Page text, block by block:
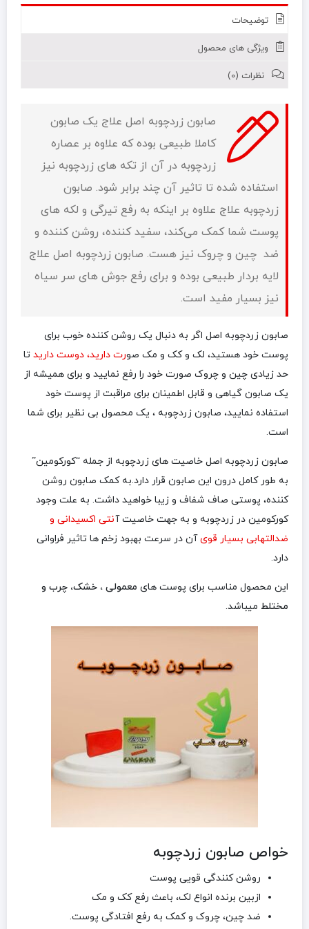
عدد
توضیحات
ویژگی های محصول
نظرات (0)
صابون زردچوبه اصل علاج یک صابون
کاملا طبیعی بوده که علاوه بر عصاره
زردچوبه در آن از تکه های زردچوبه نیز
استفاده شده تا تاثیر آن چند برابر شود. صابون
زردچوبه علاج علاوه بر اینکه به رفع تیرگی و لکه های
پوست شما کمک می‌کند، سفید کننده، روشن کننده و
ضد چین و چروک نیز هست. صابون زردچوبه اصل علاج
لایه بردار طبیعی بوده و برای رفع جوش های سر سیاه
نیز بسیار مفید است.
صابون زردچوبه اصل اگر به دنبال یک روشن کننده خوب برای
پوست خود هستید، لک و کک و مک صورت دارید، دوست دارید تا
حد زیادی چین و چروک صورت خود را رفع نمایید و برای همیشه از
یک صابون گیاهی و قابل اطمینان برای مراقبت از پوست خود
استفاده نمایید، صابون زردچوبه ، یک محصول بی نظیر برای شما
است.
صابون زردچوبه اصل خاصیت های زردچوبه از جمله “کورکومین”
به طور کامل درون این صابون قرار دارد.به کمک صابون روشن
کننده، پوستی صاف شفاف و زیبا خواهید داشت. به علت وجود
کورکومین در زردچوبه و به جهت خاصیت آنتی‌ اکسیدانی و
ضدالتهابی بسیار قویآن در سرعت بهبود زخم ها تاثیر فراوانی
دارد.
این محصول مناسب برای پوست های معمولی ، خشک، چرب و
مختلط میباشد.
خواص صابون زردچوبه
روشن کنندگی قویی پوست
ازبین برنده انواع لک، باعث رفع کک و مک
ضد چین، چروک و کمک به رفع افتادگی پوست.